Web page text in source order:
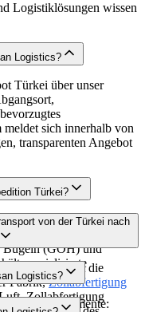
Logistiklösungen wissen
Logistics?
Türkei über unser
meldet sich innerhalb von
transparenten Angebot
Türkei?
wir Stückgut,
Gefahrgut (ADR),
Bügeln (GOH) und
spezialisierte
von der Türkei nach
Service deckt die
Fabrik,Zollabfertigung
Zollabfertigung
Logistics?
alle Dokumente: